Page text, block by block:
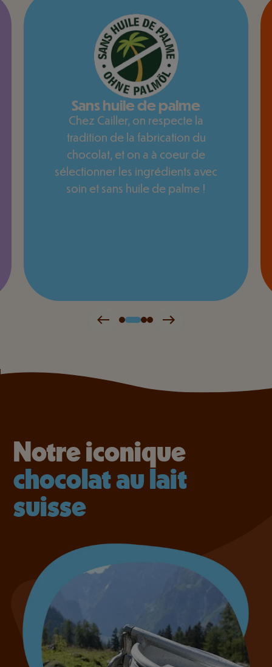
Sans huile de palme
Chez Cailler, on respecte la
tradition de la fabrication du
chocolat, et on a à coeur de
sélectionner les ingrédients avec
soin et sans huile de palme !
Notre iconique
chocolat au lait
suisse